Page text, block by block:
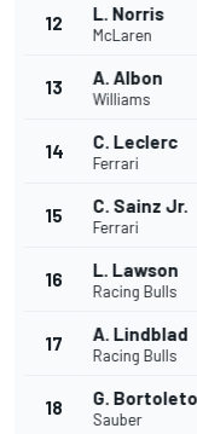
12 L. Norris
McLaren
13 A. Albon
Williams
14 C. Leclerc
Ferrari
15 C. Sainz Jr.
Ferrari
16 L. Lawson
Racing Bulls
17 A. Lindblad
Racing Bulls
18 G. Bortoleto
Sauber